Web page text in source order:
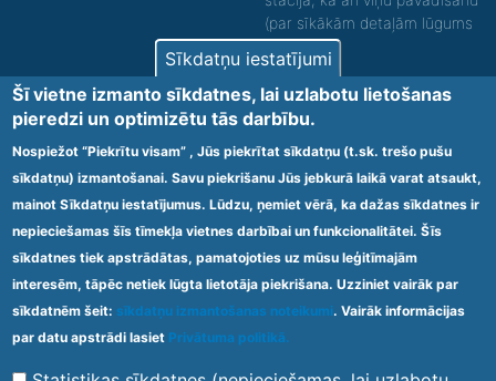
(par sīkākām detaļām lūgums
zvanīt).
Nodrošinām vides piekļūstamību personām ar
funkcionāliem traucējumiem! SIA „Sanare-KRC
Jaunķemeri”, Kolkas ielā 20, Jūrmalā ir nodrošināta vides
piekļūstamība personām ar funkcionāliem traucējumiem,
tādejādi nodrošinot atbilstību Ministru kabineta
2009.gada 20.janvāra noteikumos Nr.60 „Noteikumi par
obligātajām prasībām ārstniecības iestādēm un to
struktūrvienībām” minētajām prasībām.
Ārstniecības iestādes kods 1300 – 64003
Footer Vietnes karte Noteikumi un privātuma politika
Sīkdatņu iestatījumi
Šī vietne izmanto sīkdatnes, lai uzlabotu lietošanas
pieredzi un optimizētu tās darbību.
Nospiežot “Piekrītu visam” , Jūs piekrītat sīkdatņu (t.sk. trešo pušu
sīkdatņu) izmantošanai. Savu piekrišanu Jūs jebkurā laikā varat atsaukt,
mainot Sīkdatņu iestatījumus. Lūdzu, ņemiet vērā, ka dažas sīkdatnes ir
nepieciešamas šīs tīmekļa vietnes darbībai un funkcionalitātei. Šīs
sīkdatnes tiek apstrādātas, pamatojoties uz mūsu leģitīmajām
interesēm, tāpēc netiek lūgta lietotāja piekrišana. Uzziniet vairāk par
sīkdatnēm šeit: sīkdatņu izmantošanas noteikumi. Vairāk informācijas
par datu apstrādi lasiet Privātuma politikā.